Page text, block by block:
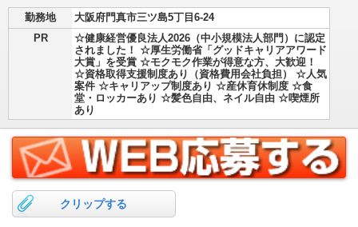
勤務地
大阪府門真市三ツ島5丁目6-24
PR
☆健康経営優良法人2026（中小規模法人部門）に認定
されました！ ☆厚生労働省「グッドキャリアアワード
大賞」を受賞 ☆モクモク作業が得意な方、大歓迎！
☆資格取得支援制度あり（資格費用会社負担） ☆人気
案件 ☆キャリアップ制度あり ☆産休育休制度 ☆食
堂・ロッカーあり ☆髪色自由、ネイル自由 ☆喫煙所
あり
クリップする